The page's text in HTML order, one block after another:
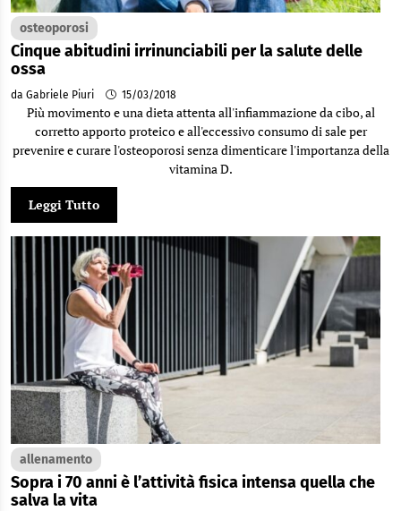
osteoporosi
Cinque abitudini irrinunciabili per la salute delle
ossa
da Gabriele Piuri 15/03/2018
Più movimento e una dieta attenta all'infiammazione da cibo, al
corretto apporto proteico e all'eccessivo consumo di sale per
prevenire e curare l'osteoporosi senza dimenticare l'importanza della
vitamina D.
Leggi Tutto
allenamento
Sopra i 70 anni è l’attività fisica intensa quella che
salva la vita